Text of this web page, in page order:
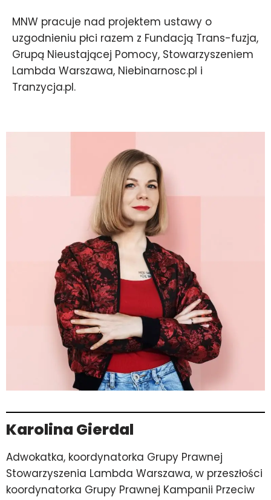
MNW pracuje nad projektem ustawy o
uzgodnieniu płci razem z Fundacją Trans-fuzja,
Grupą Nieustającej Pomocy, Stowarzyszeniem
Lambda Warszawa, Niebinarnosc.pl i
Tranzycja.pl.
Karolina Gierdal
Adwokatka, koordynatorka Grupy Prawnej
Stowarzyszenia Lambda Warszawa, w przeszłości
koordynatorka Grupy Prawnej Kampanii Przeciw